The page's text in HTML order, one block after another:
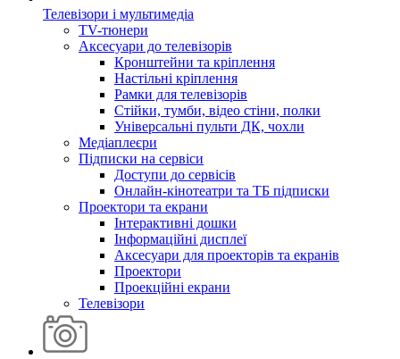
Телевізори і мультимедіа
TV-тюнери
Аксесуари до телевізорів
Кронштейни та кріплення
Настільні кріплення
Рамки для телевізорів
Стійки, тумби, відео стіни, полки
Універсальні пульти ДК, чохли
Медіаплеєри
Підписки на сервіси
Доступи до сервісів
Онлайн-кінотеатри та ТБ підписки
Проектори та екрани
Інтерактивні дошки
Інформаційні дисплеї
Аксесуари для проекторів та екранів
Проектори
Проекційні екрани
Телевізори